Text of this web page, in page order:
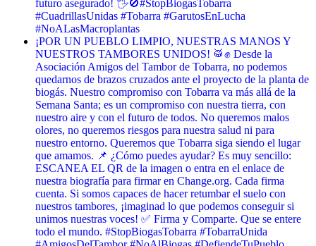
futuro asegurado! 🖐️🚫 ​#StopBiogasTobarra
#CuadrillasUnidas #Tobarra #GarutosEnLucha
#NoALasMacroplantas
¡POR UN PUEBLO LIMPIO, NUESTRAS MANOS Y
NUESTROS TAMBORES UNIDOS! 🥁✊ Desde la
Asociación Amigos del Tambor de Tobarra, no podemos
quedarnos de brazos cruzados ante el proyecto de la planta de
biogás. Nuestro compromiso con Tobarra va más allá de la
Semana Santa; es un compromiso con nuestra tierra, con
nuestro aire y con el futuro de todos. No queremos malos
olores, no queremos riesgos para nuestra salud ni para
nuestro entorno. Queremos que Tobarra siga siendo el lugar
que amamos. 📌 ¿Cómo puedes ayudar? Es muy sencillo:
ESCANEA EL QR de la imagen o entra en el enlace de
nuestra biografía para firmar en Change.org. Cada firma
cuenta. Si somos capaces de hacer retumbar el suelo con
nuestros tambores, ¡imaginad lo que podemos conseguir si
unimos nuestras voces! ✅ Firma y Comparte. Que se entere
todo el mundo. #StopBiogasTobarra #TobarraUnida